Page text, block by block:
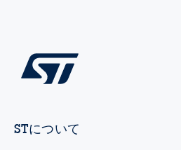
STについて